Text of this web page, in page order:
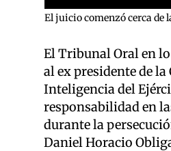
El juicio comenzó cerca de
El Tribunal Oral en
al ex presidente de
Inteligencia del
responsabilidad en
durante la
Daniel Horacio